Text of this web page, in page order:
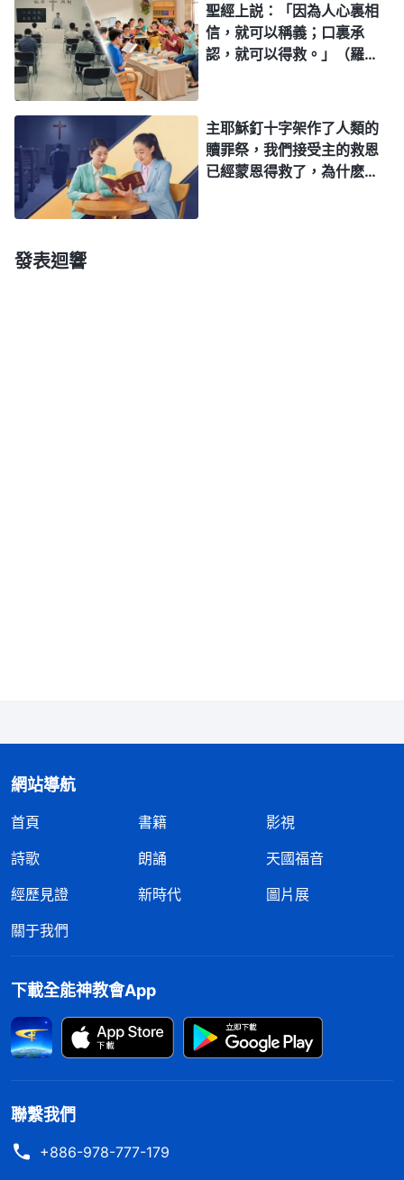
聖經上説：「因為人心裏相
信，就可以稱義；口裏承
認，就可以得救。」（羅
次得救永遠得救，主再來我
們就能直接被提進天國了，
為什麽你們見證説，我們必
須得接受神末世的審判工作
主耶穌釘十字架作了人類的
贖罪祭，我們接受主的救恩
已經蒙恩得救了，為什麽還
發表迴響
網站導航
首頁 書籍
影視
詩歌
朗誦
天國福音
經歷見證
新時代
圖片展
關于我們
下載全能神教會App
聯繫我們
+886-978-777-179